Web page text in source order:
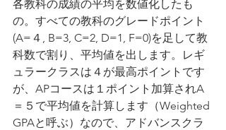
各教科の成績の平均を数値化したも
の。すべての教科のグレードポイント
(A=４, B=3, C=2, D=1, F=0)を足して教
科数で割り、平均値を出します。レギ
ュラークラスは４が最高ポイントです
が、APコースは１ポイント加算されA
＝５で平均値を計算します（Weighted
GPAと呼ぶ）なので、アドバンスクラ